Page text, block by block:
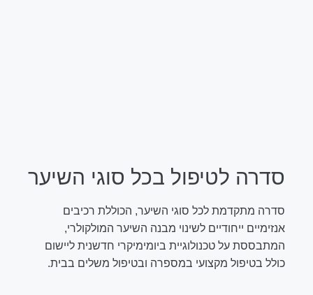
סדרה לטיפול בכל סוגי השיער
סדרה מתקדמת לכל סוגי השיער, הכוללת רכיבים
אנזימיים ייחודיים לשינוי מבנה השיער המולקולרי,
המתבססת על טכנולוגיית ביומימיקרי חדשנית ליישום
כולל בטיפול מקצועי במספרה ובטיפול משלים בבית.